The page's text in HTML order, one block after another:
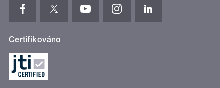
Certifikováno